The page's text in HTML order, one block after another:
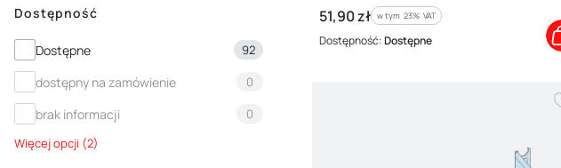
Dostępność
Dostępność
Dostępne 92
dostępny na zamówienie 0
brak informacji
0
Więcej opcji (2)
Cena brutto
51,90 zł w tym %s VAT
w tym 23% VAT
Dostępność:Dostępne